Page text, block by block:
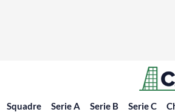
Squadre Serie A Serie B Serie C